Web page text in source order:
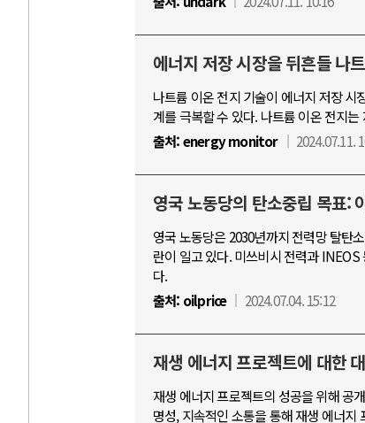
에너지 저장 시장을 뒤흔들 나
나트륨 이온 전지 기술이 에너지 저장 시
계를 극복할 수 있다. 나트륨 이온 전지
출처:energy monitor 2024.07.11.
영국 노동당의 탄소중립 목표:
영국 노동당은 2030년까지 전력망 탈탄
란이 일고 있다. 미쓰비시 전력과
다.
출처: oilprice 2024.07.04. 15:12
재생 에너지 프로젝트에 대한
재생 에너지 프로젝트의 성공을 위해 공
명성, 지속적인 소통을 통해 재생 에너